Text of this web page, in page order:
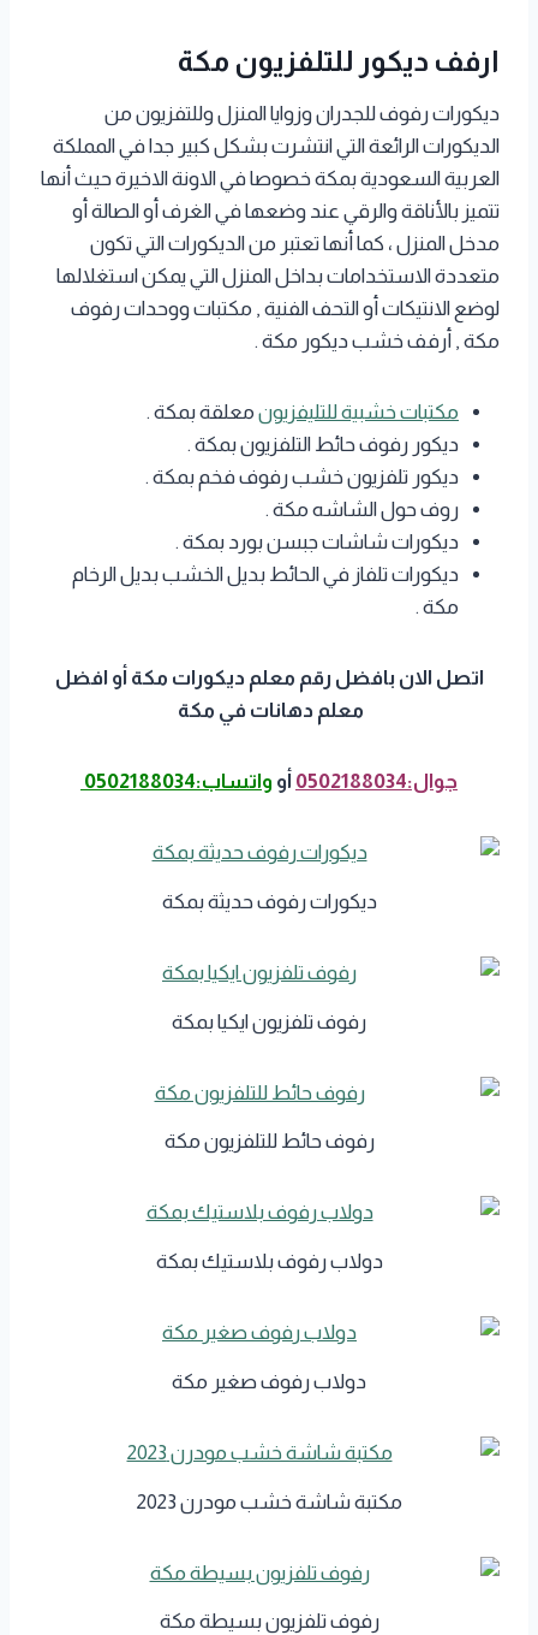
ارفف ديكور للتلفزيون مكة
ديكورات رفوف للجدران وزوايا المنزل وللتفزيون من
الديكورات الرائعة التي انتشرت بشكل كبير جدا في المملكة
العربية السعودية بمكة خصوصا في الاونة الاخيرة حيث أنها
تتميز بالأناقة والرقي عند وضعها في الغرف أو الصالة أو
مدخل المنزل ، كما أنها تعتبر من الديكورات التي تكون
متعددة الاستخدامات بداخل المنزل التي يمكن استغلالها
لوضع الانتيكات أو التحف الفنية , مكتبات ووحدات رفوف
مكة , أرفف خشب ديكور مكة .
مكتبات خشبية للتليفزيون معلقة بمكة .
ديكور رفوف حائط التلفزيون بمكة .
ديكور تلفزيون خشب رفوف فخم بمكة .
روف حول الشاشه مكة .
ديكورات شاشات جبسن بورد بمكة .
ديكورات تلفاز في الحائط بديل الخشب بديل الرخام
مكة .
اتصل الان بافضل رقم معلم ديكورات مكة أو افضل
معلم دهانات في مكة
جوال:0502188034 أو واتساب:0502188034
ديكورات رفوف حديثة بمكة
رفوف تلفزيون ايكيا بمكة
رفوف حائط للتلفزيون مكة
دولاب رفوف بلاستيك بمكة
دولاب رفوف صغير مكة
مكتبة شاشة خشب مودرن 2023
رفوف تلفزيون بسيطة مكة